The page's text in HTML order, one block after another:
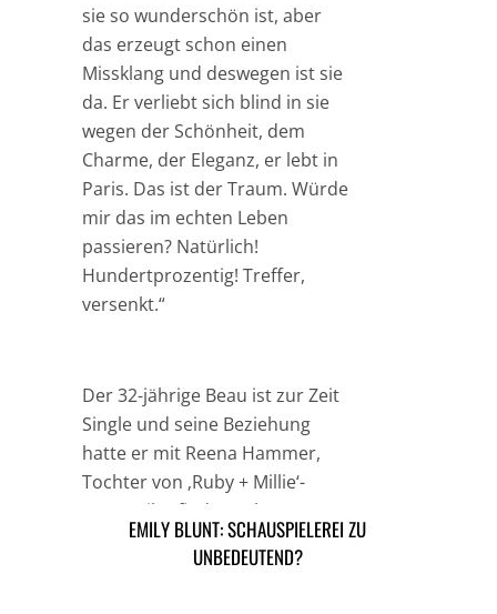
sie so wunderschön ist, aber
das erzeugt schon einen
Missklang und deswegen ist sie
da. Er verliebt sich blind in sie
wegen der Schönheit, dem
Charme, der Eleganz, er lebt in
Paris. Das ist der Traum. Würde
mir das im echten Leben
passieren? Natürlich!
Hundertprozentig! Treffer,
versenkt.“
Der 32-jährige Beau ist zur Zeit
Single und seine Beziehung
hatte er mit Reena Hammer,
Tochter von ‚Ruby + Millie‘-
Kosmetikerfinder Ruby
Hammer.JESSICA ALBA: HOCHZEIT, NEIN DANKE
EMILY BLUNT: SCHAUSPIELEREI ZU
UNBEDEUTEND?